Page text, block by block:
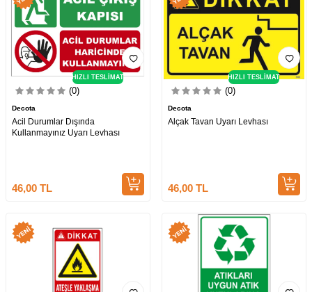
HIZLI TESLİMAT
(0)
Decota
Acil Durumlar Dışında
Kullanmayınız Uyarı Levhası
46,00 TL
HIZLI TESLİMAT
(0)
Decota
Alçak Tavan Uyarı Levhası
46,00 TL